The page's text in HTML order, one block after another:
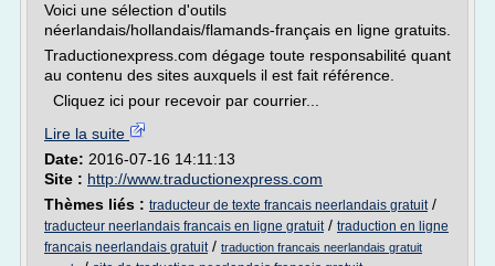
Voici une sélection d'outils
néerlandais/hollandais/flamands-français en ligne gratuits.
Traductionexpress.com dégage toute responsabilité quant
au contenu des sites auxquels il est fait référence.
Cliquez ici pour recevoir par courrier...
Lire la suite
Date: 2016-07-16 14:11:13
Site : http://www.traductionexpress.com
Thèmes liés : traducteur de texte francais neerlandais gratuit/
traducteur neerlandais francais en ligne gratuit/ traduction en ligne
francais neerlandais gratuit/ traduction francais neerlandais gratuit